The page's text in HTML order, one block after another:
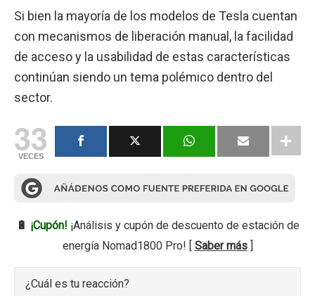
Si bien la mayoría de los modelos de Tesla cuentan
con mecanismos de liberación manual, la facilidad
de acceso y la usabilidad de estas características
continúan siendo un tema polémico dentro del
sector.
33
VECES
🔋 ¡Cupón! ¡Análisis y cupón de descuento de estación de
energía Nomad1800 Pro! [ Saber más]
¿Cuál es tu reacción?